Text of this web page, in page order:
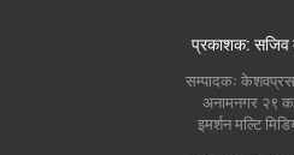
प्रकाशक: सजिव
सम्पादकः
अनामनगर २९
इमर्शन मल्टि